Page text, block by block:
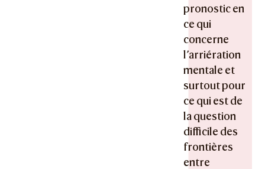
pronostic en
ce qui
concerne
l’arriération
mentale et
surtout pour
ce qui est de
la question
difficile des
frontières
entre